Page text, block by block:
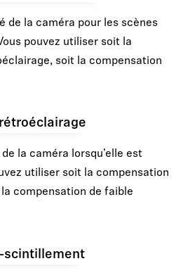
de la caméra pour les scènes
pouvez utiliser soit la
soit la compensation
la caméra lorsqu’elle est
utiliser soit la compensation
compensation de faible
scintillement